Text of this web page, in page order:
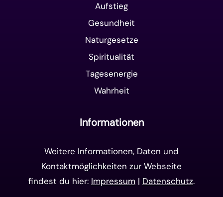
Aufstieg
Gesundheit
Naturgesetze
Spiritualität
Tagesenergie
Wahrheit
Informationen
Weitere Informationen, Daten und
Kontaktmöglichkeiten zur Webseite
findest du hier: Impressum | Datenschutz.